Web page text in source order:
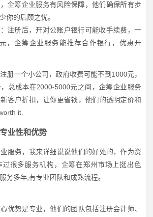
企筹企业服务有风险保障，他们确保所有步
你的后顾之忧。
：注册后，开对公账户银行可能收手续费，一
，企筹企业服务能推荐合作银行，优惠开
册一个小公司，政府收费可能不到1000元，
总成本在2000-5000元之间，企筹企业服务
客户折扣，让你更省钱，他们的透明定价和
it.
业性和优势
服务，我来详细说说他们的好处的，作为资
过很多服务机构，企筹在郑州市场上挺出色
务多年,有专业团队和成熟流程。
优势是专业，他们的团队包括注册会计师、